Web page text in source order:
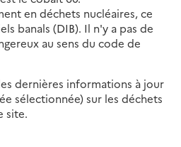
en déchets nucléaires, ce
banals (DIB). Il n'y a pas de
au sens du code de
dernières informations à jour
sélectionnée) sur les déchets
site.